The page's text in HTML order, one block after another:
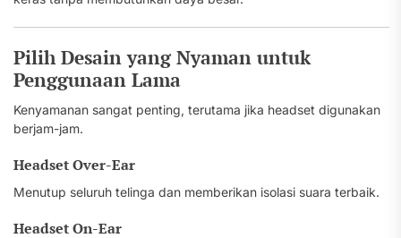
Pilih Desain yang Nyaman untuk
Penggunaan Lama
Kenyamanan sangat penting, terutama jika headset digunakan
berjam-jam.
Headset Over-Ear
Menutup seluruh telinga dan memberikan isolasi suara terbaik.
Headset On-Ear